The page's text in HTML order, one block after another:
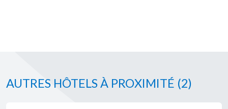
AUTRES HÔTELS À PROXIMITÉ (2)